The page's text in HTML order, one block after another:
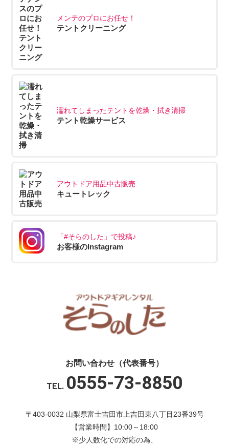
メンテのプロにお任せ！
テントクリーニング
濡れてしまったテントを乾燥・拭き清掃
テント乾燥サービス
アウトドア用品中古販売
キュートレック
「#そらのした」で投稿♪
お客様のInstagram
お問い合わせ（代表番号）
TEL. 0555-73-8850
〒403-0032 山梨県富士吉田市上吉田東八丁目23番39号
【営業時間】10:00～18:00
※少人数化での対応の為、